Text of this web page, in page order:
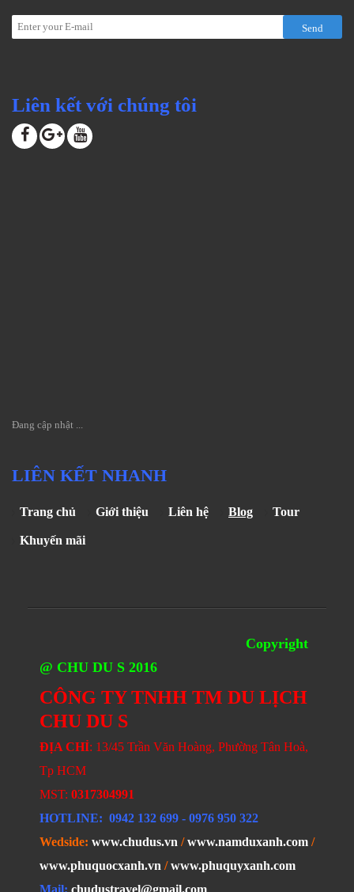
Send
Liên kết với chúng tôi
Đang cập nhật ...
LIÊN KẾT NHANH
Trang chủ Giới thiệu Liên hệ Blog Tour
Khuyến mãi
Copyright
@ CHU DU S 2016
CÔNG TY TNHH TM DU LỊCH
CHU DU S
ĐỊA CHỈ: 13/45 Trần Văn Hoàng, Phường Tân Hoà,
Tp HCM
MST: 0317304991
HOTLINE: 0942 132 699 - 0976 950 322
Wedside: www.chudus.vn /www.namduxanh.com /
www.phuquocxanh.vn /www.phuquyxanh.com
Mail: chudustravel@gmail.com